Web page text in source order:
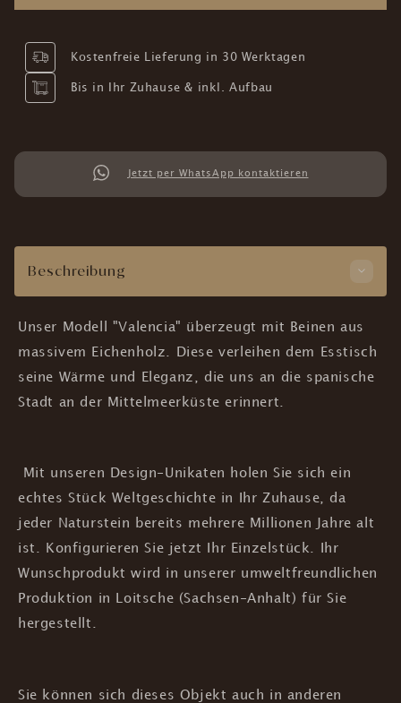
Kostenfreie Lieferung in 30 Werktagen
Bis in Ihr Zuhause & inkl. Aufbau
Jetzt per WhatsApp kontaktieren
Beschreibung
Unser Modell "Valencia" überzeugt mit Beinen aus
massivem Eichenholz. Diese verleihen dem Esstisch
seine Wärme und Eleganz, die uns an die spanische
Stadt an der Mittelmeerküste erinnert.
Mit unseren Design-Unikaten holen Sie sich ein
echtes Stück Weltgeschichte in Ihr Zuhause, da
jeder Naturstein bereits mehrere Millionen Jahre alt
ist.
Konfigurieren Sie jetzt Ihr Einzelstück. Ihr
Wunschprodukt wird in unserer umweltfreundlichen
Produktion in Loitsche (Sachsen-Anhalt) für Sie
hergestellt.
Sie können sich dieses Objekt auch in anderen